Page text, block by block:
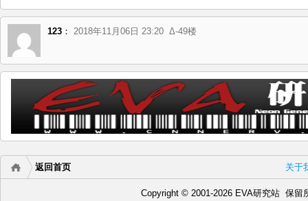
123 ： 2018年11月06日 23:20 Δ-49楼
关于
返回首页
Copyright © 2001-2026 EVA研究站 保